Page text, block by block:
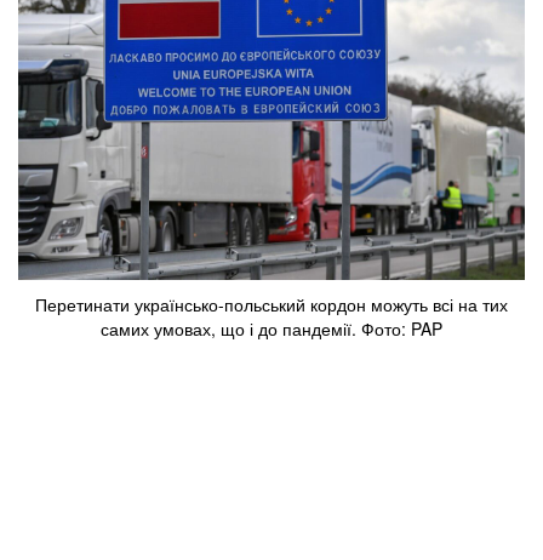
Перетинати українсько-польський кордон можуть всі на тих
самих умовах, що і до пандемії. Фото: PAP